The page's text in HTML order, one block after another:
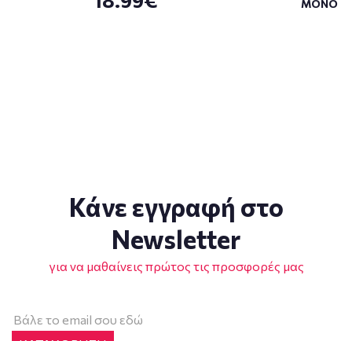
ΜΟΝΟ
Κάνε εγγραφή στο
Newsletter
για να μαθαίνεις πρώτος τις προσφορές μας